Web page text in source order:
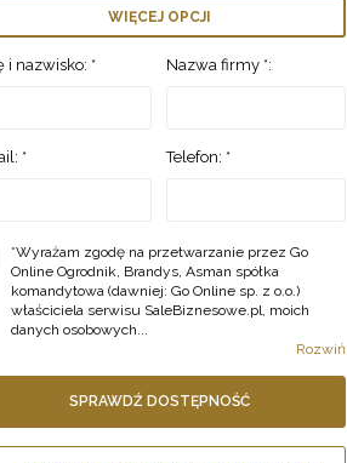
WIĘCEJ OPCJI
i nazwisko: * Nazwa firmy *:
* Telefon: *
*Wyrażam zgodę na przetwarzanie przez Go
Online Ogrodnik, Brandys, Asman spółka
komandytowa (dawniej: Go Online sp. z o.o.)
właściciela serwisu SaleBiznesowe.pl, moich
danych osobowych...
Rozwiń
SPRAWDŹ DOSTĘPNOŚĆ